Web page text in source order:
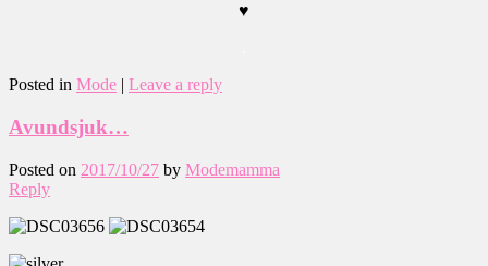
♥
Posted in Mode | Leave a reply
Avundsjuk…
Posted on 2017/10/27 by Modemamma
Reply